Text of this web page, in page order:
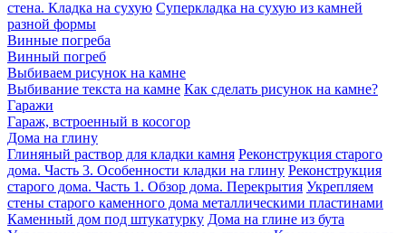
стена. Кладка на сухую Суперкладка на сухую из камней
разной формы
Винные погреба
Винный погреб
Выбиваем рисунок на камне
Выбивание текста на камне Как сделать рисунок на камне?
Гаражи
Гараж, встроенный в косогор
Дома на глину
Глиняный раствор для кладки камня Реконструкция старого
дома. Часть 3. Особенности кладки на глину Реконструкция
старого дома. Часть 1. Обзор дома. Перекрытия Укрепляем
стены старого каменного дома металлическими пластинами
Каменный дом под штукатурку Дома на глине из бута